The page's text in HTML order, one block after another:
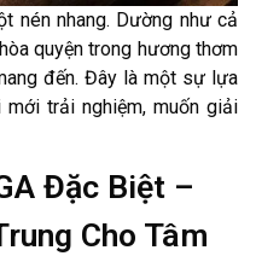
nén nhang. Dường như cả
quyện trong hương thơm
đến. Đây là một sự lựa
trải nghiệm, muốn giải
Đặc Biệt –
Cho Tâm